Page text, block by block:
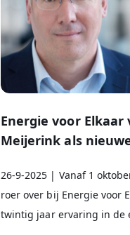
Energie voor
Meijerink als nieuwe
26-9-2025 | Vanaf 1
roer over bij Energie voor
twintig jaar ervaring in de